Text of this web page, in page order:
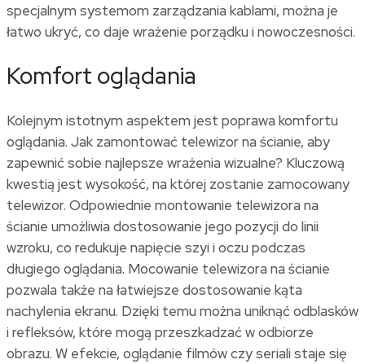
specjalnym systemom zarządzania kablami, można je
łatwo ukryć, co daje wrażenie porządku i nowoczesności.
Komfort oglądania
Kolejnym istotnym aspektem jest poprawa komfortu
oglądania. Jak zamontować telewizor na ścianie, aby
zapewnić sobie najlepsze wrażenia wizualne? Kluczową
kwestią jest wysokość, na której zostanie zamocowany
telewizor. Odpowiednie montowanie telewizora na
ścianie umożliwia dostosowanie jego pozycji do linii
wzroku, co redukuje napięcie szyi i oczu podczas
długiego oglądania. Mocowanie telewizora na ścianie
pozwala także na łatwiejsze dostosowanie kąta
nachylenia ekranu. Dzięki temu można uniknąć odblasków
i refleksów, które mogą przeszkadzać w odbiorze
obrazu. W efekcie, oglądanie filmów czy seriali staje się